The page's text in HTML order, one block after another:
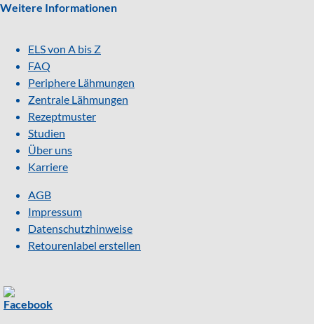
Weitere Informationen
ELS von A bis Z
FAQ
Periphere Lähmungen
Zentrale Lähmungen
Rezeptmuster
Studien
Über uns
Karriere
AGB
Impressum
Datenschutzhinweise
Retourenlabel erstellen